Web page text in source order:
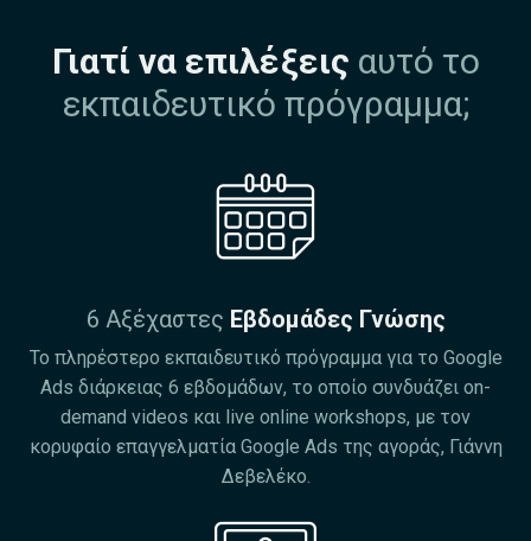
Γιατί να επιλέξεις αυτό το
εκπαιδευτικό πρόγραμμα;
6 Αξέχαστες Εβδομάδες Γνώσης
Το πληρέστερο εκπαιδευτικό πρόγραμμα για το Google
Ads διάρκειας 6 εβδομάδων, το οποίο συνδυάζει on-
demand videos και live online workshops, με τον
κορυφαίο επαγγελματία Google Ads της αγοράς, Γιάννη
Δεβελέκο.